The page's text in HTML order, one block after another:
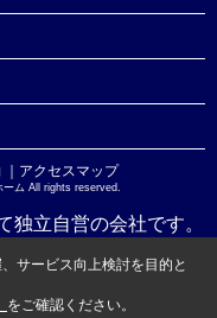
｜アクセスマップ
ーム All rights reserved.
独立自営の会社です。
サービス向上検討を目的と
をご確認ください。